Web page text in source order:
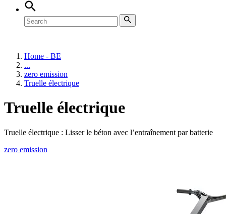
Home - BE
...
zero emission
Truelle électrique
Truelle électrique
Truelle électrique : Lisser le béton avec l’entraînement par batterie
zero emission